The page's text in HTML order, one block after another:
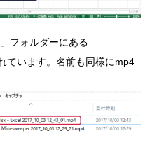
フォルダーにある
ています。名前も同様にmp4